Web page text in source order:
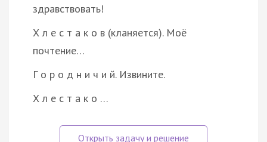
здравствовать!
Х л е с т а к о в (кланяется). Моё
почтение…
Г о р о д н и ч и й. Извините.
Х л е с т а к о …